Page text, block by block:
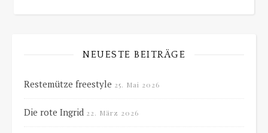
NEUESTE BEITRÄGE
Restemütze freestyle 25. Mai 2026
Die rote Ingrid 22. März 2026